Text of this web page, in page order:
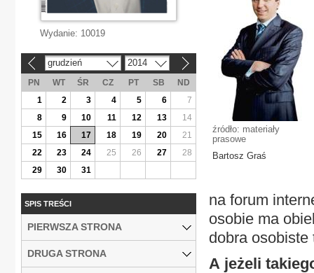
źródło: materiały
prasowe
Bartosz Graś
na forum
osobie ma
dobra osobiste
A jeżeli
Wydanie: 10019
grudzień 2014
PN WT ŚR CZ PT SB
ND
1
2 3 4 5 6
7
8
9 10 11 12 13
14
15
16 17 18 19 20
21
22
23 24 25 26 27
28
29
30 31
SPIS TREŚCI
PIERWSZA STRONA
DRUGA STRONA